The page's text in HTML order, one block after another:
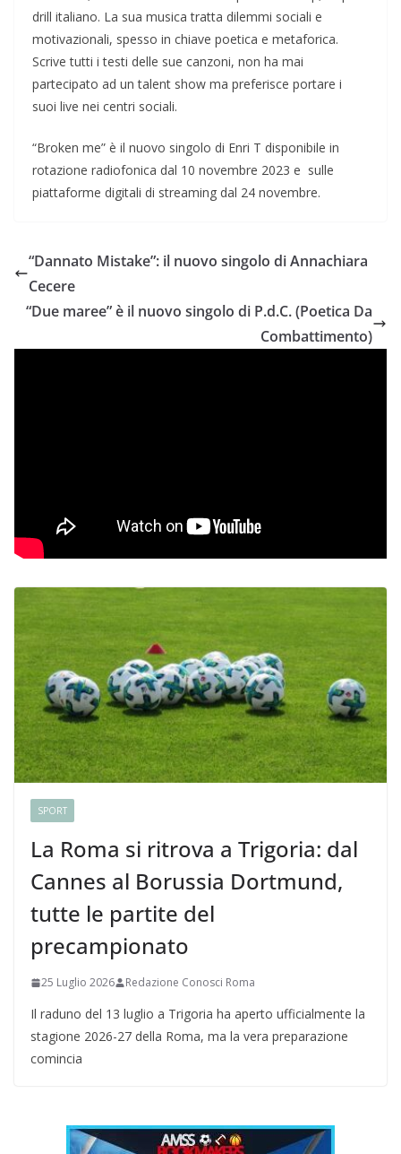
drill italiano. La sua musica tratta dilemmi sociali e
motivazionali, spesso in chiave poetica e metaforica.
Scrive tutti i testi delle sue canzoni, non ha mai
partecipato ad un talent show ma preferisce portare i
suoi live nei centri sociali.
“Broken me” è il nuovo singolo di Enri T disponibile in
rotazione radiofonica dal 10 novembre 2023 e sulle
piattaforme digitali di streaming dal 24 novembre.
“Dannato Mistake”: il nuovo singolo di Annachiara
Cecere
“Due maree” è il nuovo singolo di P.d.C. (Poetica Da
Combattimento)
SPORT
La Roma si ritrova a Trigoria: dal
Cannes al Borussia Dortmund,
tutte le partite del
precampionato
25 Luglio 2026 Redazione Conosci Roma
Il raduno del 13 luglio a Trigoria ha aperto ufficialmente la
stagione 2026-27 della Roma, ma la vera preparazione
comincia